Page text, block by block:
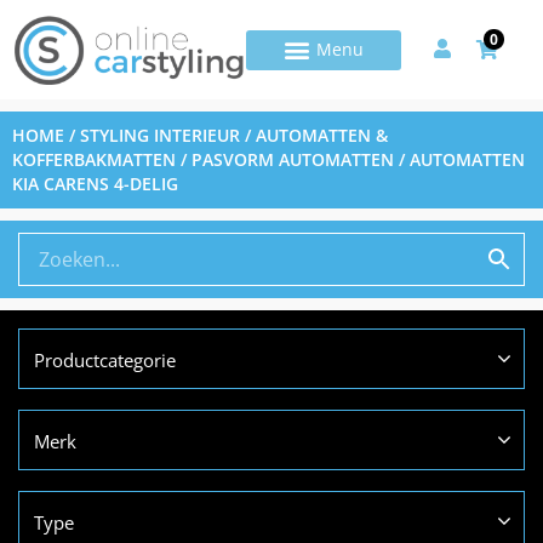
0
HOME /STYLING INTERIEUR /AUTOMATTEN &
KOFFERBAKMATTEN / PASVORM AUTOMATTEN / AUTOMATTEN
KIA CARENS 4-DELIG
Productcategorie
Merk
Type